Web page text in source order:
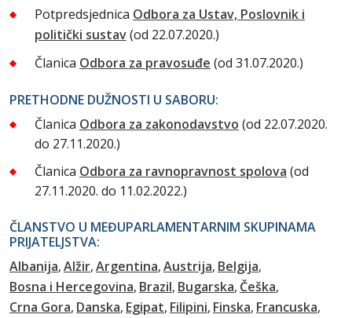
Potpredsjednica Odbora za Ustav, Poslovnik i
politički sustav(od 22.07.2020.)
Članica Odbora za pravosuđe (od 31.07.2020.)
PRETHODNE DUŽNOSTI U SABORU:
Članica Odbora za zakonodavstvo (od 22.07.2020.
do 27.11.2020.)
Članica Odbora za ravnopravnost spolova (od
27.11.2020. do 11.02.2022.)
ČLANSTVO U MEĐUPARLAMENTARNIM SKUPINAMA
PRIJATELJSTVA:
Albanija Alžir Argentina Austrija Belgija
Bosna i Hercegovina Brazil Bugarska Češka
Crna Gora Danska Egipat Filipini Finska Francuska